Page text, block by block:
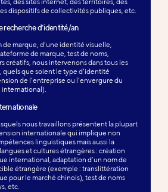
dispositifs de collectivités publiques, etc.
recherche d’identité/an
de marque, d’une identité visuelle,
de marque, test de noms,
créatifs, nous intervenons dans tous les
quels que soient le type d’identité
de l’entreprise ou l’envergure du
international).
nous travaillons présentent la plupart
internationale qui implique non
linguistiques mais aussi la
et cultures étrangères : création
international, adaptation d’un nom de
étrangère (exemple : translittération
pour le marché chinois), test de noms
etc.